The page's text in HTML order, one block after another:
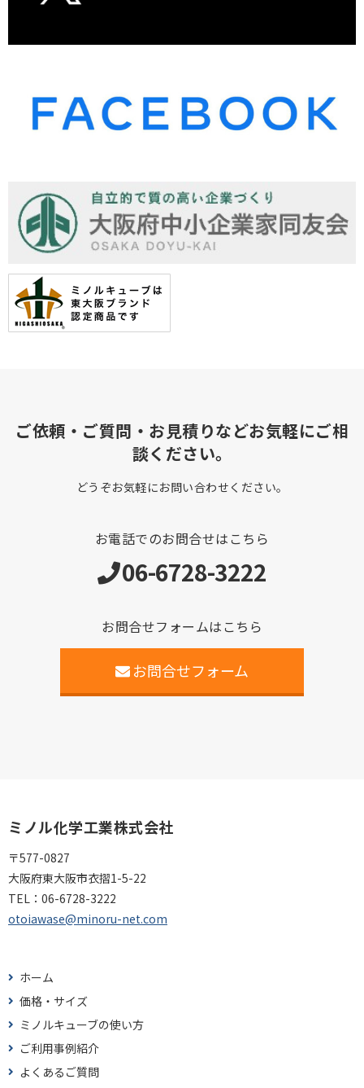
ご依頼・ご質問・お見積りなどお気軽にご相
談ください。
どうぞお気軽にお問い合わせください。
お電話でのお問合せはこちら
06-6728-3222
お問合せフォームはこちら
お問合せフォーム
ミノル化学工業株式会社
〒577-0827
大阪府東大阪市衣摺1-5-22
TEL： 06-6728-3222
otoiawase@minoru-net.com
ホーム
価格・サイズ
ミノルキューブの使い方
ご利用事例紹介
よくあるご質問